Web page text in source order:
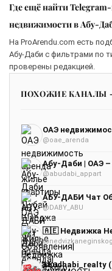
Где ещё найти
недвижимости в Абу-
На ProArendu.com есть
Абу-Даби с фильтрами по
проверены редакцией.
ПОХОЖИЕ КАНАЛЫ
@oae_arenda
Абу-Даби | ОАЭ
@abudabi_appart
@DABY_ABU
abudhabi_realty